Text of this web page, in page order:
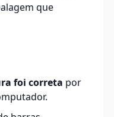
que
foi correta por